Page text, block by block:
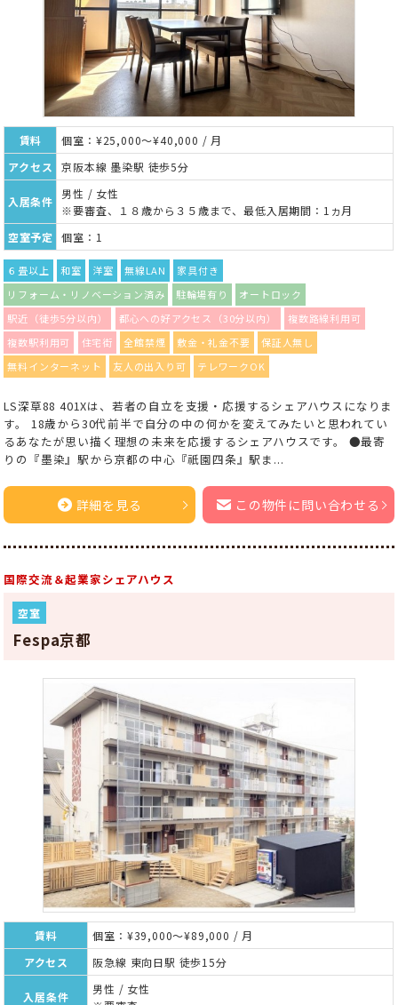
賃料
個室：¥25,000～¥40,000 / 月
アクセス
京阪本線 墨染駅 徒歩5分
入居条件
男性 / 女性
※要審査、１８歳から３５歳まで、最低入居期間：1ヵ月
空室予定
個室：1
６畳以上 和室 洋室 無線LAN
家具付き
リフォーム・リノベーション済み
駐輪場有り
オートロック
駅近（徒歩5分以内）
都心への好アクセス（30分以内）
複数路線利用可
複数駅利用可
住宅街 全館禁煙 敷金・礼金不要
保証人無し
無料インターネット
友人の出入り可 テレワークOK
LS深草88 401Xは、若者の自立を支援・応援するシェアハウスになりま
す。 18歳から30代前半で自分の中の何かを変えてみたいと思われてい
るあなたが思い描く理想の未来を応援するシェアハウスです。 ●最寄
りの『墨染』駅から京都の中心『祇園四条』駅ま...
詳細を見る この物件に問い合わせる
国際交流＆起業家シェアハウス
空室
Fespa京都
賃料
個室：¥39,000～¥89,000 / 月
アクセス
阪急線 東向日駅 徒歩15分
入居条件
男性 / 女性